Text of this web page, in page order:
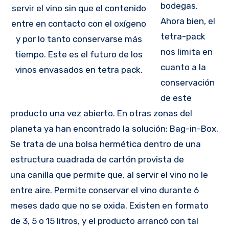
servir el vino sin que el contenido
entre en contacto con el oxígeno
y por lo tanto conservarse más
tiempo. Este es el futuro de los
vinos envasados en tetra pack.
bodegas.
Ahora bien, el
tetra-pack
nos limita en
cuanto a la
conservación
de este
producto una vez abierto. En otras zonas del
planeta ya han encontrado la solución: Bag-in-Box.
Se trata de una bolsa hermética dentro de una
estructura cuadrada de cartón provista de
una canilla que permite que, al servir el vino no le
entre aire. Permite conservar el vino durante 6
meses dado que no se oxida. Existen en formato
de 3, 5 o 15 litros, y el producto arrancó con tal